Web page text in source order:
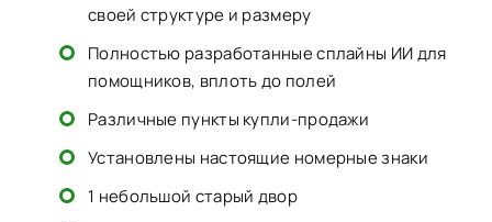
своей структуре и размеру
Полностью разработанные сплайны ИИ для
помощников, вплоть до полей
Различные пункты купли-продажи
Установлены настоящие номерные знаки
1 небольшой старый двор